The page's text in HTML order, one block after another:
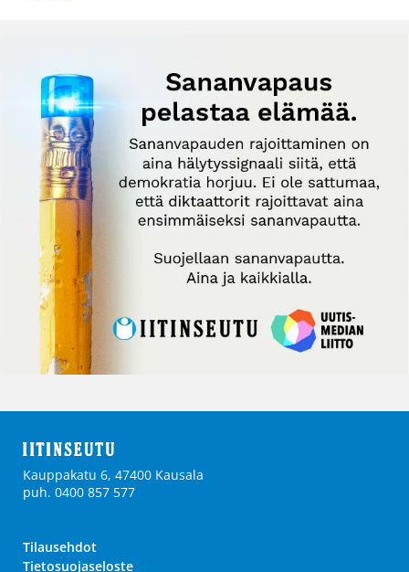
Kauppakatu 6, 47400 Kausala
puh. 0400 857 577
Tilausehdot
Tietosuojaseloste